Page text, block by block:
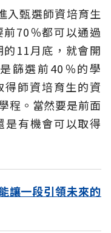
入甄選師資培育生
70％都可以通過
11月底，就會開
篩選前40％的學
師資培育生的資
程。當然要是前面
是有機會可以取得
讓一段引領未來的